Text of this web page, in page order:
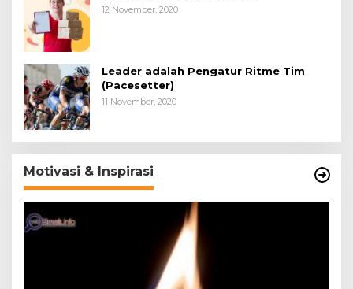
12 November, 2020
Leader adalah Pengatur Ritme Tim
(Pacesetter)
11 November, 2020
Motivasi & Inspirasi